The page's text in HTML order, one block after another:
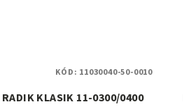
RADIK KLASIK 11-0300/0400
KÓD: 11030040-50-0010